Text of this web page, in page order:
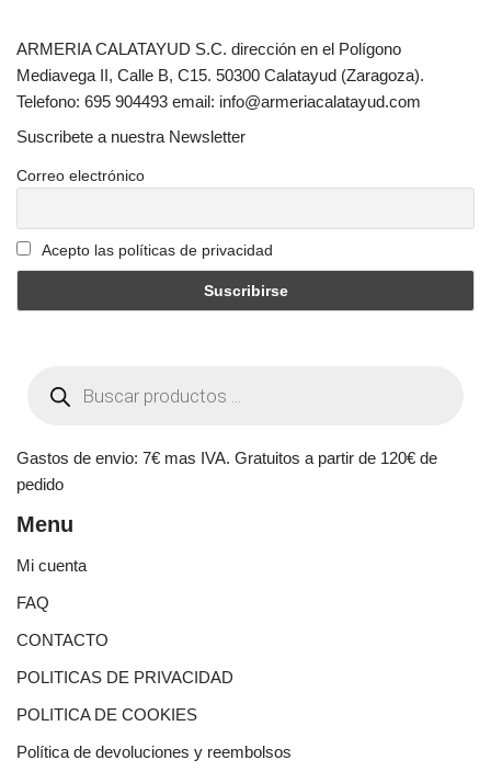
ARMERIA CALATAYUD S.C. dirección en el Polígono
Mediavega II, Calle B, C15. 50300 Calatayud (Zaragoza).
Telefono: 695 904493 email: info@armeriacalatayud.com
Suscribete a nuestra Newsletter
Correo electrónico
Acepto las políticas de privacidad
Gastos de envio: 7€ mas IVA. Gratuitos a partir de 120€ de
pedido
Menu
Mi cuenta
FAQ
CONTACTO
POLITICAS DE PRIVACIDAD
POLITICA DE COOKIES
Política de devoluciones y reembolsos